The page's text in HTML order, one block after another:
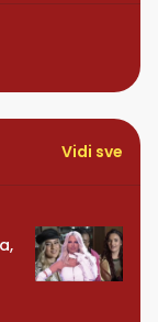
Vidi sve